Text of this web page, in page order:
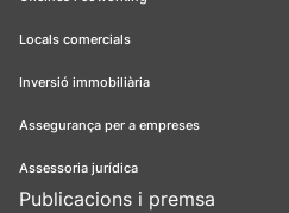
Locals comercials
Inversió immobiliària
Assegurança per a empreses
Assessoria jurídica
Publicacions i premsa